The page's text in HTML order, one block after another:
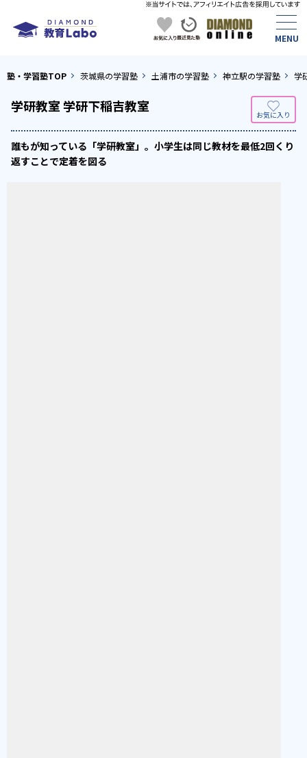
塾・学習塾TOP 茨城県の学習塾 土浦市の学習塾 神立駅の学習塾 学
学研教室 学研下稲吉教室
誰もが知っている「学研教室」。小学生は同じ教材を最低2回くり
返すことで定着を図る